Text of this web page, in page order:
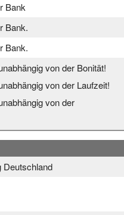
Bank
Bank.
Bank.
von der Bonität!
von der Laufzeit!
von der
Deutschland